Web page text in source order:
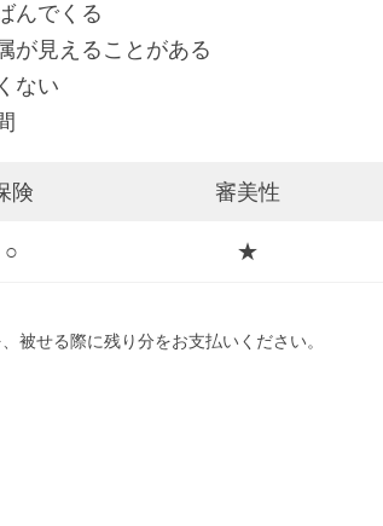
んでくる
が見えることがある
ない
険 審美性
○ ★
被せる際に残り分をお支払いください。